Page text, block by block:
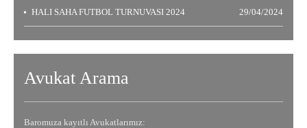
29/04/2024
HALI SAHA FUTBOL TURNUVASI 2024
Avukat Arama
Baromuza kayıtlı Avukatlarımız: